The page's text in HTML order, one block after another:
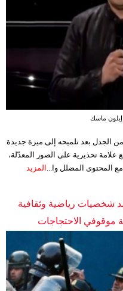
إيلون ماسك
الجدل بعد تلميحه إلى ميزة جديدة
تحذيرية على الصور المعدّلة،
المحتوى المضلل وا... المزيد
شخصيات رياضية وثقافية
موقوفي الاحتجاجات